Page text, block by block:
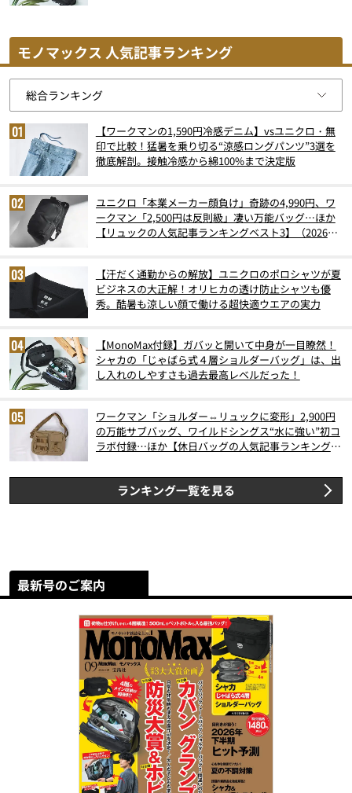
モノマックス 人気記事ランキング
【ワークマンの1,590円冷感デニム】vsユニクロ・無
印で比較！猛暑を乗り切る“涼感ロングパンツ”3選を
徹底解剖。接触冷感から綿100%まで決定版
ユニクロ「本業メーカー顔負け」奇跡の4,990円、ワ
ークマン「2,500円は反則級」凄い万能バッグ…ほか
【リュックの人気記事ランキングベスト3】（2026年
【汗だく通勤からの解放】ユニクロのポロシャツが夏
ビジネスの大正解！オリヒカの透け防止シャツも優
秀。酷暑も涼しい顔で働ける超快適ウエアの実力
【MonoMax付録】ガバッと開いて中身が一目瞭然！
シャカの「じゃばら式４層ショルダーバッグ」は、出
し入れのしやすさも過去最高レベルだった！
ワークマン「ショルダー⇔リュックに変形」2,900円
の万能サブバッグ、ワイルドシングス“水に強い”初コ
ラボ付録…ほか【休日バッグの人気記事ランキングベ
ランキング一覧を見る
最新号のご案内